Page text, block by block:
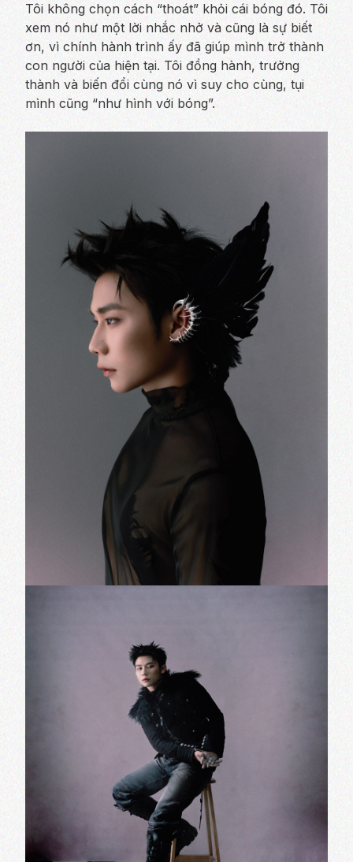
Tôi không chọn cách “thoát” khỏi cái bóng đó. Tôi
xem nó như một lời nhắc nhở và cũng là sự biết
ơn, vì chính hành trình ấy đã giúp mình trở thành
con người của hiện tại. Tôi đồng hành, trưởng
thành và biến đổi cùng nó vì suy cho cùng, tụi
mình cũng “như hình với bóng”.